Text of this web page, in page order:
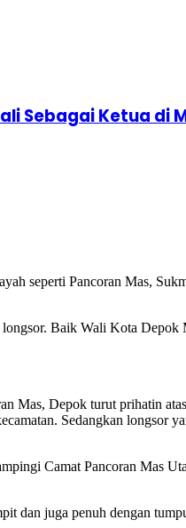
Sebagai Ketua di
seperti Pancoran Mas,
Baik Wali Kota
Mas, Depok turut prihatin
Sedangkan longsor
Camat Pancoran Mas
dan juga penuh dengan